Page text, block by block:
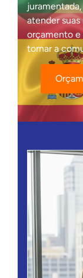
atender
orçamento e
tornar a